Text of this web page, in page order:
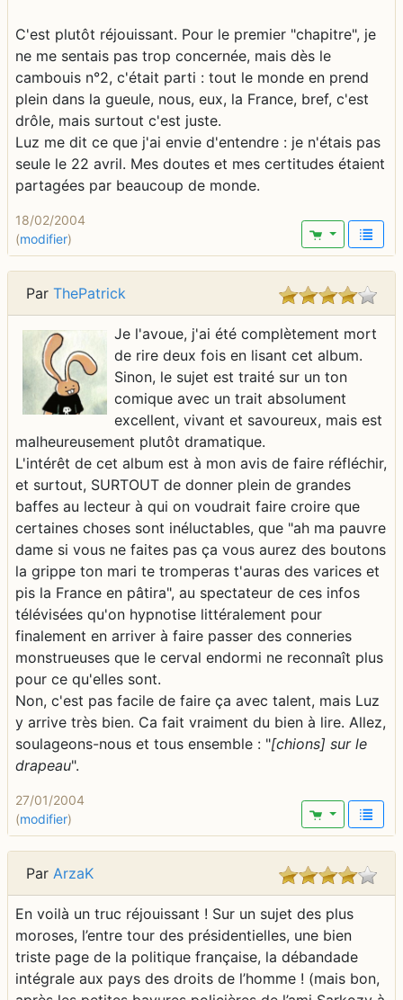
C'est plutôt réjouissant. Pour le premier "chapitre", je
ne me sentais pas trop concernée, mais dès le
cambouis n°2, c'était parti : tout le monde en prend
plein dans la gueule, nous, eux, la France, bref, c'est
drôle, mais surtout c'est juste.
Luz me dit ce que j'ai envie d'entendre : je n'étais pas
seule le 22 avril. Mes doutes et mes certitudes étaient
partagées par beaucoup de monde.
18/02/2004
(modifier)
Par ThePatrick
Je l'avoue, j'ai été complètement mort
de rire deux fois en lisant cet album.
Sinon, le sujet est traité sur un ton
comique avec un trait absolument
excellent, vivant et savoureux, mais est
malheureusement plutôt dramatique.
L'intérêt de cet album est à mon avis de faire réfléchir,
et surtout, SURTOUT de donner plein de grandes
baffes au lecteur à qui on voudrait faire croire que
certaines choses sont inéluctables, que "ah ma pauvre
dame si vous ne faites pas ça vous aurez des boutons
la grippe ton mari te tromperas t'auras des varices et
pis la France en pâtira", au spectateur de ces infos
télévisées qu'on hypnotise littéralement pour
finalement en arriver à faire passer des conneries
monstrueuses que le cerval endormi ne reconnaît plus
pour ce qu'elles sont.
Non, c'est pas facile de faire ça avec talent, mais Luz
y arrive très bien. Ca fait vraiment du bien à lire. Allez,
soulageons-nous et tous ensemble : "[chions] sur le
drapeau".
27/01/2004
(modifier)
Par ArzaK
En voilà un truc réjouissant ! Sur un sujet des plus
moroses, l’entre tour des présidentielles, une bien
triste page de la politique française, la débandade
intégrale aux pays des droits de l’homme ! (mais bon,